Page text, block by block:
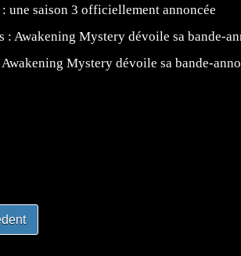
une saison 3 officiellement annoncée
Mystery dévoile sa bande-